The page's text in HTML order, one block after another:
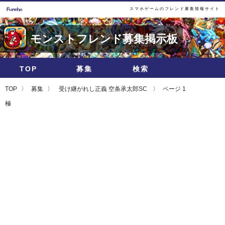
スマホゲームのフレンド募集情報サイト
モンストフレンド募集掲示板
TOP 募集 検索
TOP 募集 受け継がれし正義 空条承太郎SC ページ 1
極